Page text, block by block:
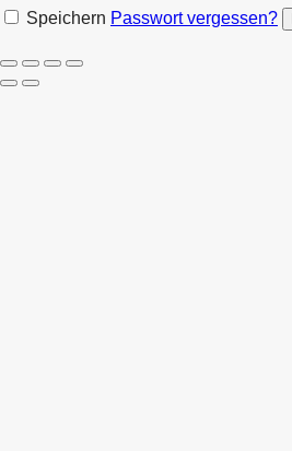
Speichern Passwort vergessen?